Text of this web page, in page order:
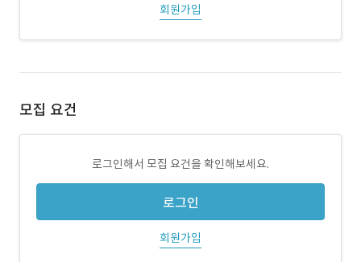
회원가입
모집 요건
로그인해서 모집 요건을 확인해보세요.
로그인
회원가입